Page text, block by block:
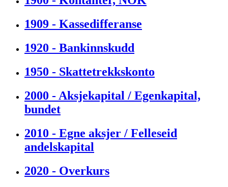
1909 - Kassedifferanse
1920 - Bankinnskudd
1950 - Skattetrekkskonto
2000 - Aksjekapital / Egenkapital,
bundet
2010 - Egne aksjer / Felleseid
andelskapital
2020 - Overkurs